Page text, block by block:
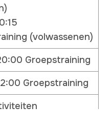
(volwassenen)
Groepstraining
Groepstraining